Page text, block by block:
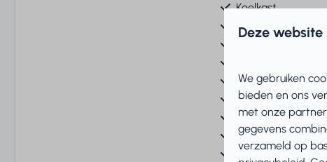
Koelkast
Wijnglazen
Senseo apparaat
Koffiezetapparaat
Oven
Magnetron
Koelkast met
Deze
We gebruiken
bieden en ons
met onze
gegevens
verzameld op